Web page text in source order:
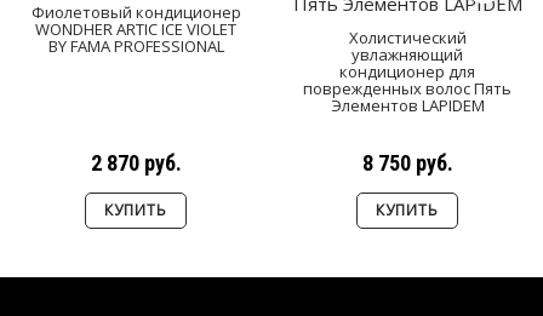
Фиолетовый кондиционер
WONDHER ARTIC ICE VIOLET
BY FAMA PROFESSIONAL
2 870 руб.
КУПИТЬ
Холистический
увлажняющий
кондиционер для
поврежденных волос Пять
Элементов LAPIDEM
8 750 руб.
КУПИТЬ